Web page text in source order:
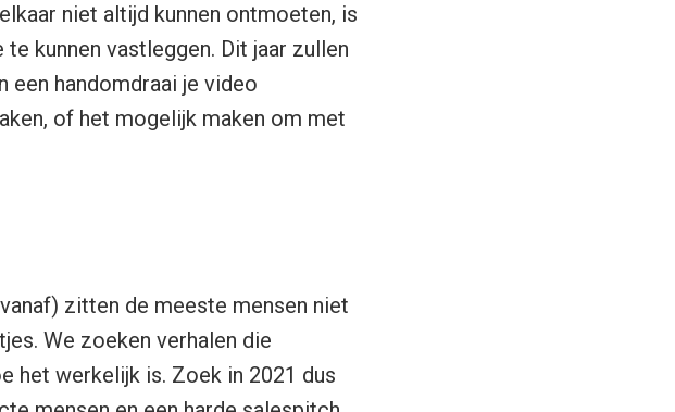
niet altijd kunnen ontmoeten, is
kunnen vastleggen. Dit jaar zullen
een handomdraai je video
of het mogelijk maken om met
zitten de meeste mensen niet
We zoeken verhalen die
het werkelijk is. Zoek in 2021 dus